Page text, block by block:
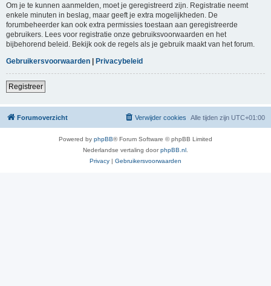
Om je te kunnen aanmelden, moet je geregistreerd zijn. Registratie neemt
enkele minuten in beslag, maar geeft je extra mogelijkheden. De
forumbeheerder kan ook extra permissies toestaan aan geregistreerde
gebruikers. Lees voor registratie onze gebruiksvoorwaarden en het
bijbehorend beleid. Bekijk ook de regels als je gebruik maakt van het forum.
Gebruikersvoorwaarden | Privacybeleid
Registreer
Forumoverzicht Alle tijden zijn UTC+01:00
Verwijder cookies
Powered by phpBB® Forum Software © phpBB Limited
Nederlandse vertaling doorphpBB.nl
Privacy | Gebruikersvoorwaarden